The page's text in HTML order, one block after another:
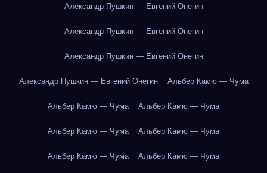
Александр Пушкин — Евгений Онегин
Александр Пушкин — Евгений Онегин
Александр Пушкин — Евгений Онегин
Александр Пушкин — Евгений Онегин Альбер Камю — Чума
Альбер Камю — Чума Альбер Камю — Чума
Альбер Камю — Чума Альбер Камю — Чума
Альбер Камю — Чума Альбер Камю — Чума